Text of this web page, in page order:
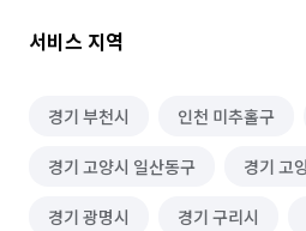
서비스 지역
경기 부천시 인천 미추홀구
경기 고양시 일산동구 경기 고
경기 광명시 경기 구리시